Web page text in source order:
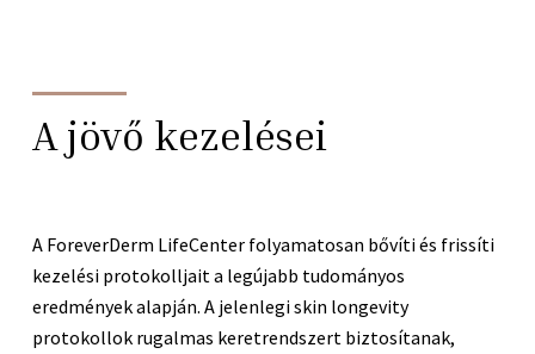
A jövő kezelései
A ForeverDerm LifeCenter folyamatosan bővíti és frissíti
kezelési protokolljait a legújabb tudományos
eredmények alapján. A jelenlegi skin longevity
protokollok rugalmas keretrendszert biztosítanak,